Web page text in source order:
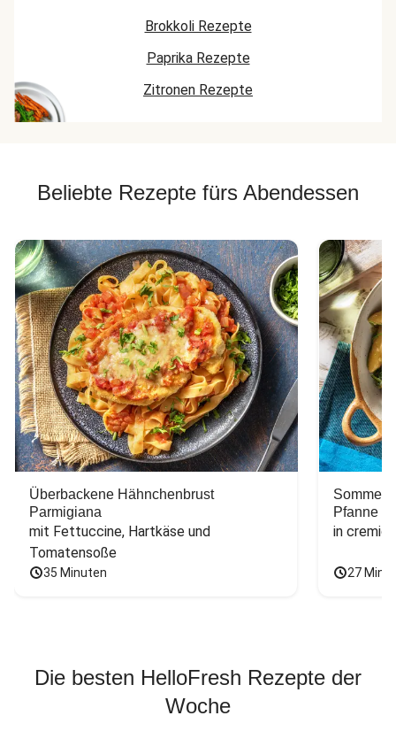
Brokkoli Rezepte
Paprika Rezepte
Zitronen Rezepte
Beliebte Rezepte fürs Abendessen
Überbackene Hähnchenbrust
Parmigiana
mit Fettuccine, Hartkäse und
Tomatensoße
35 Minuten
Pfanne
in
27
Die besten HelloFresh Rezepte der
Woche